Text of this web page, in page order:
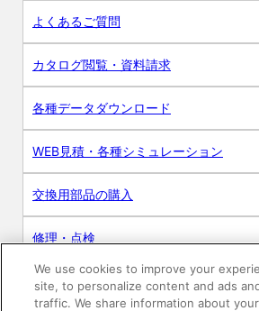
よくあるご質問
カタログ閲覧・資料請求
各種データダウンロード
WEB見積・各種シミュレーション
交換用部品の購入
修理・点検
お問い合わせ
We use cookies to improve your
site, to personalize content and ads
traffic. We share information about